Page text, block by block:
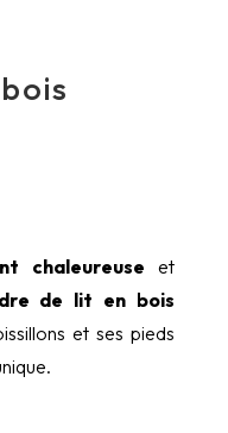
chaleureuse et
de lit en bois
et ses pieds